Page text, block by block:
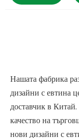
Нашата фабрика
дизайни с евтина
доставчик в
качество на
нови дизайни с